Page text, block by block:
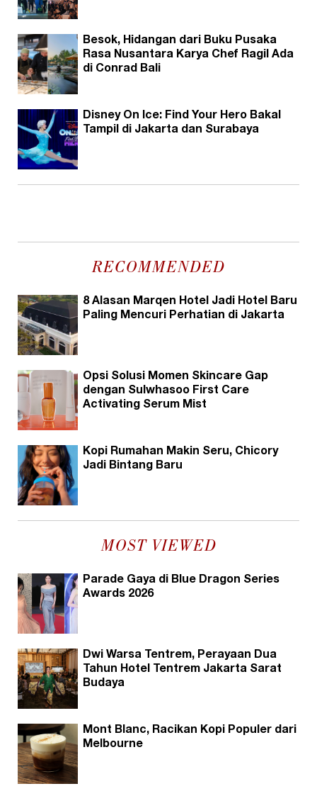
Besok, Hidangan dari Buku Pusaka
Rasa Nusantara Karya Chef Ragil Ada
di Conrad Bali
Disney On Ice: Find Your Hero Bakal
Tampil di Jakarta dan Surabaya
RECOMMENDED
8 Alasan Marqen Hotel Jadi Hotel Baru
Paling Mencuri Perhatian di Jakarta
Opsi Solusi Momen Skincare Gap
dengan Sulwhasoo First Care
Activating Serum Mist
Kopi Rumahan Makin Seru, Chicory
Jadi Bintang Baru
MOST VIEWED
Parade Gaya di Blue Dragon Series
Awards 2026
Dwi Warsa Tentrem, Perayaan Dua
Tahun Hotel Tentrem Jakarta Sarat
Budaya
Mont Blanc, Racikan Kopi Populer dari
Melbourne